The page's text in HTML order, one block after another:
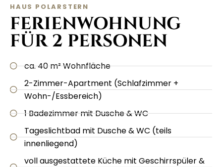
HAUS POLARSTERN
FERIENWOHNUNG
FÜR 2 PERSONEN
ca. 40 m² Wohnfläche
2-Zimmer-Apartment (Schlafzimmer +
Wohn-/Essbereich)
1 Badezimmer mit Dusche & WC
Tageslichtbad mit Dusche & WC (teils
innenliegend)
voll ausgestattete Küche mit Geschirrspüler &